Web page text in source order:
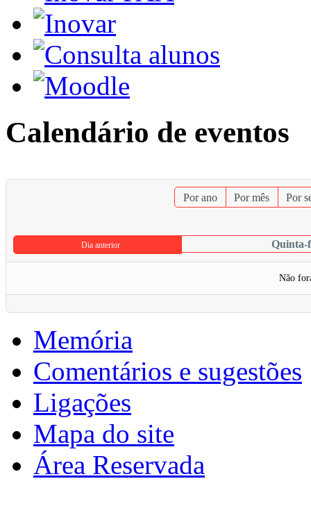
Calendário de eventos
Por ano Por mês Por
Dia anterior Quinta-
Não
Memória
Comentários e sugestões
Ligações
Mapa do site
Área Reservada